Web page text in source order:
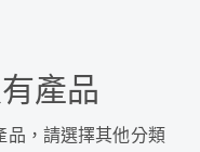
產品
品，請選擇其他分類